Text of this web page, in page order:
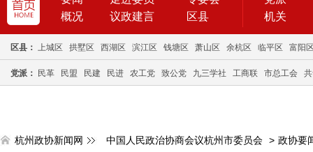
概况
议政建言 区县
机关
区县： 上城区 拱墅区 西湖区 滨江区 钱塘区 萧山区 余杭区 临平区 富阳
党派： 民革 民盟 民建 民进 农工党 致公党 九三学社 工商联 市总工会
杭州政协新闻网 中国人民政治协商会议杭州市委员会 > 政协要